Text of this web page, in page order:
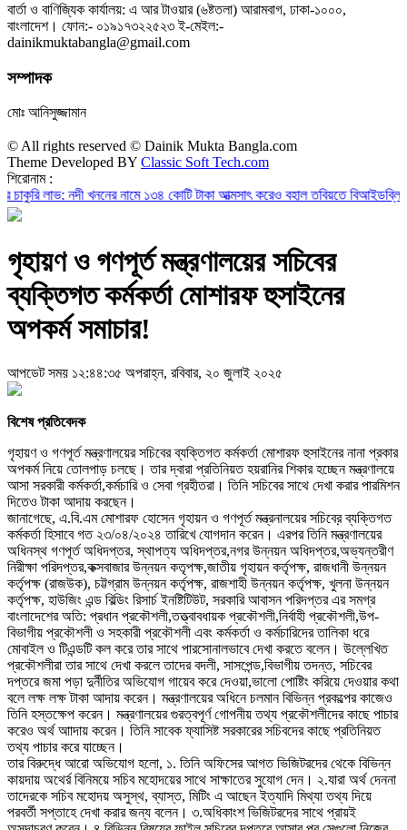
বার্তা ও বাণিজ্যিক কার্যালয়: এ আর টাওয়ার (৬ষ্টতলা) আরামবাগ, ঢাকা-১০০০,
বাংলাদেশ। ফোন:- ০১৯১৭৩২২৫২৩ ই-মেইল:-
dainikmuktabangla@gmail.com
সম্পাদক
মোঃ আনিসুজ্জামান
© All rights reserved © Dainik Mukta Bangla.com
Theme Developed BY Classic Soft Tech.com
শিরোনাম :
লাভ: নদী খননের নামে ১৩৪ কোটি টাকা আত্মসাৎ করেও বহাল তবিয়তে
গৃহায়ণ ও গণপূর্ত মন্ত্রণালয়ের সচিবের
ব্যক্তিগত কর্মকর্তা মোশারফ হুসাইনের
অপকর্ম সমাচার!
আপডেট সময় ১২:৪৪:৩৫ অপরাহ্ন, রবিবার, ২০ জুলাই ২০২৫
বিশেষ প্রতিবেদক
গৃহায়ণ ও গণপূর্ত মন্ত্রণালয়ের সচিবের ব্যক্তিগত কর্মকর্তা মোশারফ হুসাইনের নানা প্রকার
অপকর্ম নিয়ে তোলপাড় চলছে। তার দ্বারা প্রতিনিয়ত হয়রানির শিকার হচ্ছেন মন্ত্রণালয়ে
আসা সরকারী কর্মকর্তা,কর্মচারি ও সেবা গ্রহীতরা। তিনি সচিবের সাথে দেখা করার পারমিশন
দিতেও টাকা আদায় করছেন।
জানাগেছে, এ.বি.এম মোশারফ হোসেন গৃহায়ন ও গণপূর্ত মন্ত্রনালয়ের সচিবের় ব্যক্তিগত
কর্মকর্তা হিসাবে গত ২৩/০৪/২০২৪ তারিখে যোগদান করেন। এরপর তিনি মন্ত্রণালয়ের
অধিনস্থ গণপূর্ত অধিদপ্তর, স্থাপত্য অধিদপ্তর,নগর উন্নয়ন অধিদপ্তর,অভ্যন্তরীণ
নিরীক্ষা পরিদপ্তর,কক্সবাজার উন্নয়ন কতৃপক্ষ,জাতীয় গৃহায়ন কর্তৃপক্ষ, রাজধানী উন্নয়ন
কর্তৃপক্ষ (রাজউক), চট্টগ্রাম উন্নয়ন কর্তৃপক্ষ, রাজশাহী উন্নয়ন কর্তৃপক্ষ, খুলনা উন্নয়ন
কর্তৃপক্ষ, হাউজিং এন্ড বিল্ডিং রিসার্চ ইনষ্টিটিউট, সরকারি আবাসন পরিদপ্তর এর সমগ্র
বাংলাদেশের অতি: প্রধান প্রকৌশলী,তত্ত্বাবধায়ক প্রকৌশলী,নির্বাহী প্রকৌশলী,উপ-
বিভাগীয় প্রকৌশলী ও সহকারী প্রকৌশলী এবং কর্মকর্তা ও কর্মচারিদের তালিকা ধরে
মোবাইল ও টিএন্ডটি কল করে তার সাথে পারসোনালভাবে দেখা করতে বলেন। উল্লেখিত
প্রকৌশলীরা তার সাথে দেখা করলে তাদের বদলী, সাসপেন্ড,বিভাগীয় তদন্ত, সচিবের
দপ্তরে জমা পড়া দুর্নীতির অভিযোগ গায়েব করে দেওয়া,ভালো পোষ্টিং করিয়ে দেওয়ার কথা
বলে লক্ষ লক্ষ টাকা আদায় করেন। মন্ত্রণালয়ের অধিনে চলমান বিভিন্ন প্রকল্পের কাজেও
তিনি হস্তক্ষেপ করেন। মন্ত্রণালয়ের গুরত্বপূর্ণ গোপনীয় তথ্য প্রকৌশলীদের কাছে পাচার
করেও অর্থ আাদায় করেন। তিনি সাবেক ফ্যাসিষ্ট সরকারের সচিবদের কাছে প্রতিনিয়ত
তথ্য পাচার করে যাচ্ছেন।
তার বিরুদ্ধে আরো অভিযোগ হলো, ১. তিনি অফিসের আগত ভিজিটরদের থেকে বিভিন্ন
কায়দায় অথের্র বিনিময়ে সচিব মহোদয়ের সাথে সাক্ষাতের সুযোগ দেন। ২.যারা অর্থ দেননা
তাদেরকে সচিব মহোদয় অসুস্থ, ব্যাস্ত, মিটিং এ আছেন ইত্যাদি মিথ্যা তথ্য দিয়ে
পরবর্তী সপ্তাহে দেখা করার জন্য বলেন। ৩.অধিকাংশ ভিজিটরদের সাথে প্রায়ই